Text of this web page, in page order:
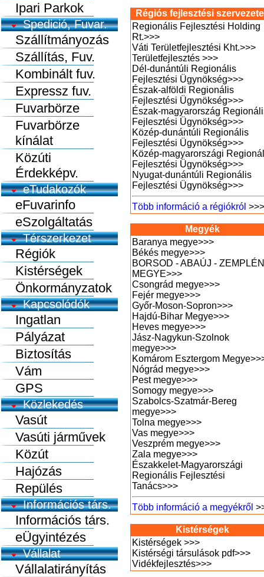
Ipari Parkok
Spedició, Fuvar.
Szállítmányozás
Szállítás, Fuv.
Kombinált fuv.
Expressz fuv.
Fuvarbörze
Fuvarbörze
kínálat
Közúti
Érdekképv.
eTudakozók
eFuvarinfo
eSzolgáltatás
Térszerkezet
Régiók
Kistérségek
Önkormányzatok
Kapcsolódók
Ingatlan
Pályázat
Biztosítás
Vám
GPS
Közlekedés
Vasút
Vasúti járművek
Közút
Hajózás
Repülés
Információs társ.
Információs társ.
eÜgyintézés
Vállalat
Vállalatirányítás
Régiós fejlesztési
Regionális Fejlesztési Holding
Rt.>>>
Váti Területfejlesztési Kht.>>>
Területfejlesztés >>>
Dél-dunántúli Regionális
Fejlesztési Ügynökség>>>
Észak-alföldi Regionális
Fejlesztési Ügynökség>>>
Észak-magyarország
Fejlesztési Ügynökség>>>
Közép-dunántúli Regionális
Fejlesztési Ügynökség>>>
Közép-magyarországi
Fejlesztési Ügynökség>>>
Nyugat-dunántúli Regionális
Fejlesztési Ügynökség>>>
Több információ a régiókról >>>
Megyék
Baranya megye>>>
Békés megye>>>
BORSOD - ABAÚJ - ZEMPLÉN
MEGYE>>>
Csongrád megye>>>
Fejér megye>>>
Győr-Moson-Sopron>>>
Hajdú-Bihar Megye>>>
Heves megye>>>
Jász-Nagykun-Szolnok
megye>>>
Komárom Esztergom Megye
Nógrád megye>>>
Pest megye>>>
Somogy megye>>>
Szabolcs-Szatmár-Bereg
megye>>>
Tolna megye>>>
Vas megye>>>
Veszprém megye>>>
Zala megye>>>
Északkelet-Magyarországi
Regionális Fejlesztési
Tanács>>>
Több információ a megyékről
Kistérségek
Kistérségek >>>
Kistérségi társulások pdf>>>
Vidékfejlesztés>>>